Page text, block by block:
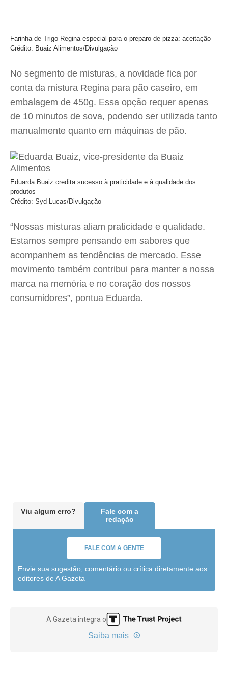
Farinha de Trigo Regina especial para o preparo de pizza: aceitação
Crédito: Buaiz Alimentos/Divulgação
No segmento de misturas, a novidade fica por
conta da mistura Regina para pão caseiro, em
embalagem de 450g. Essa opção requer apenas
de 10 minutos de sova, podendo ser utilizada tanto
manualmente quanto em máquinas de pão.
Eduarda Buaiz credita sucesso à praticidade e à qualidade dos
produtos
Crédito: Syd Lucas/Divulgação
“Nossas misturas aliam praticidade e qualidade.
Estamos sempre pensando em sabores que
acompanhem as tendências de mercado. Esse
movimento também contribui para manter a nossa
marca na memória e no coração dos nossos
consumidores”, pontua Eduarda.
Viu algum erro?
Fale com a
redação
FALE COM A GENTE
Envie sua sugestão, comentário ou crítica diretamente aos
editores de A Gazeta
A Gazeta integra o
Saiba mais